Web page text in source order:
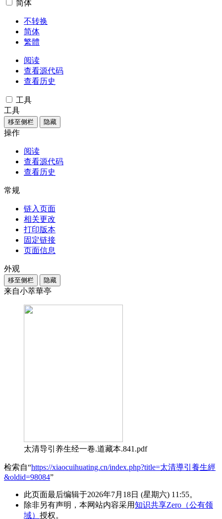
简体
不转换
简体
繁體
阅读
查看源代码
查看历史
工具
工具
移至侧栏 隐藏
操作
阅读
查看源代码
查看历史
常规
链入页面
相关更改
打印版本
固定链接
页面信息
外观
移至侧栏 隐藏
来自小萃華亭
太清导引养生经一卷.道藏本.841.pdf
检索自“https://xiaocuihuating.cn/index.php?title=太清導引養生經
&oldid=98084”
此页面最后编辑于2026年7月18日 (星期六) 11:55。
除非另有声明，本网站内容采用知识共享Zero（公有领
域） 授权。